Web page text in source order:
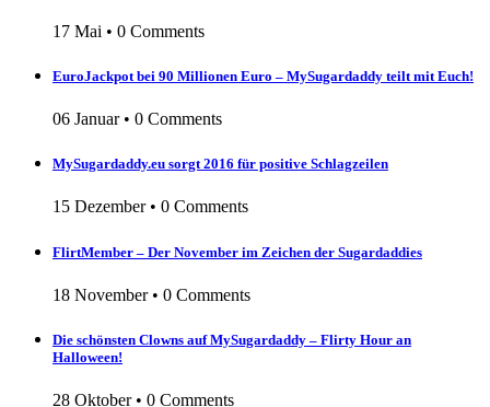
17 Mai • 0 Comments
EuroJackpot bei 90 Millionen Euro – MySugardaddy teilt mit Euch!
06 Januar• 0 Comments
MySugardaddy.eu sorgt 2016 für positive Schlagzeilen
15 Dezember• 0 Comments
FlirtMember – Der November im Zeichen der Sugardaddies
18 November• 0 Comments
Die schönsten Clowns auf MySugardaddy – Flirty Hour an
Halloween!
28 Oktober• 0 Comments